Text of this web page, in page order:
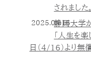
されました。
2025.04.16
静岡大学
「人生を
日（4/16）より無